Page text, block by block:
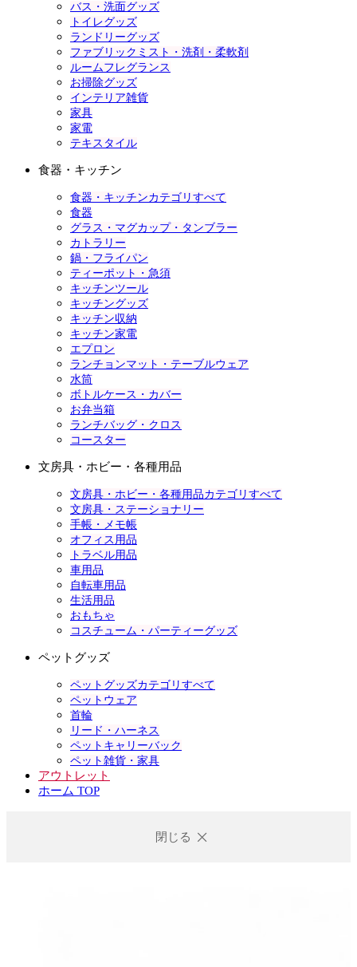
バス・洗面グッズ
トイレグッズ
ランドリーグッズ
ファブリックミスト・洗剤・柔軟剤
ルームフレグランス
お掃除グッズ
インテリア雑貨
家具
家電
テキスタイル
食器・キッチン
食器・キッチンカテゴリすべて
食器
グラス・マグカップ・タンブラー
カトラリー
鍋・フライパン
ティーポット・急須
キッチンツール
キッチングッズ
キッチン収納
キッチン家電
エプロン
ランチョンマット・テーブルウェア
水筒
ボトルケース・カバー
お弁当箱
ランチバッグ・クロス
コースター
文房具・ホビー・各種用品
文房具・ホビー・各種用品カテゴリすべて
文房具・ステーショナリー
手帳・メモ帳
オフィス用品
トラベル用品
車用品
自転車用品
生活用品
おもちゃ
コスチューム・パーティーグッズ
ペットグッズ
ペットグッズカテゴリすべて
ペットウェア
首輪
リード・ハーネス
ペットキャリーバック
ペット雑貨・家具
アウトレット
ホーム TOP
閉じる